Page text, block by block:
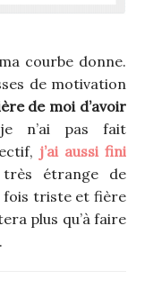
courbe donne.
de motivation
de moi d’avoir
n’ai pas fait
j’ai aussi fini
très étrange de
fois triste et fière
plus qu’à faire